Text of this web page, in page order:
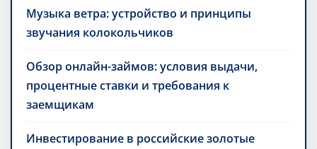
Музыка ветра: устройство и принципы
звучания колокольчиков
Обзор онлайн-займов: условия выдачи,
процентные ставки и требования к
заемщикам
Инвестирование в российские золотые